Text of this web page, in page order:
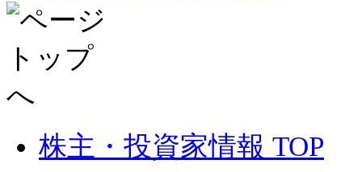
株主・投資家情報 TOP